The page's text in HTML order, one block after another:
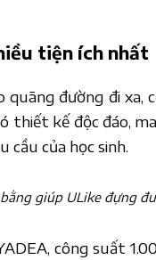
tiện ích nhất
đường đi
thiết kế độc đáo,
cầu của học sinh.
giúp ULike đựng
công suất